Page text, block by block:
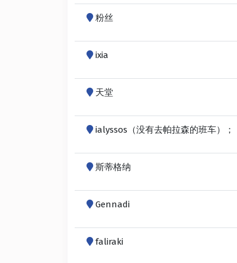
粉丝
ixia
天堂
ialyssos（没有去帕拉森的班车）；
斯蒂格纳
Gennadi
faliraki